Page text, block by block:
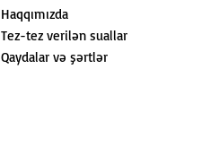
Haqqımızda
Tez-tez verilən suallar
Qaydalar və şərtlər